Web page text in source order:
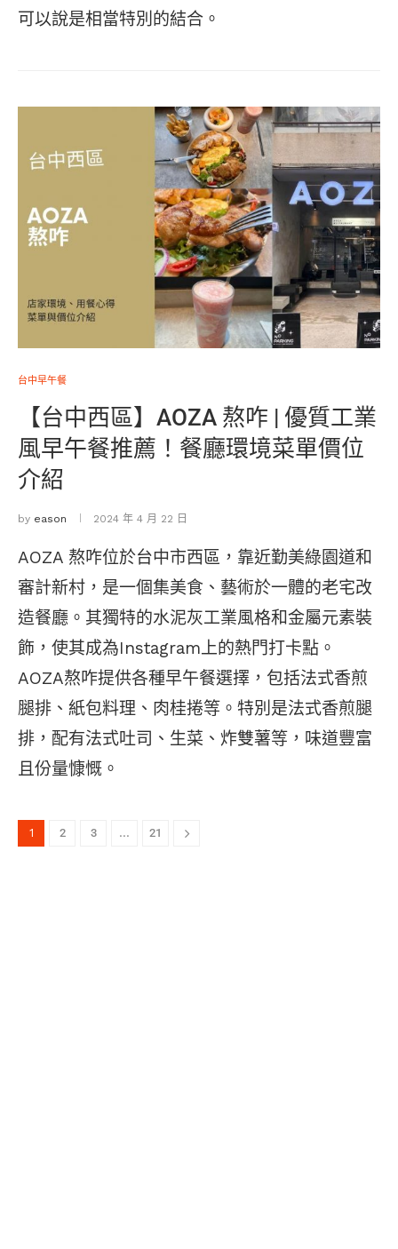
可以說是相當特別的結合。
台中早午餐
【台中西區】AOZA 熬咋 | 優質工業
風早午餐推薦！餐廳環境菜單價位
介紹
by eason 2024 年 4 月 22 日
AOZA 熬咋位於台中市西區，靠近勤美綠園道和
審計新村，是一個集美食、藝術於一體的老宅改
造餐廳。其獨特的水泥灰工業風格和金屬元素裝
飾，使其成為Instagram上的熱門打卡點。
AOZA熬咋提供各種早午餐選擇，包括法式香煎
腿排、紙包料理、肉桂捲等。特別是法式香煎腿
排，配有法式吐司、生菜、炸雙薯等，味道豐富
且份量慷慨。
1 2 3 ... 21